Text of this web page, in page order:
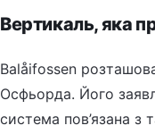
Вертикаль, яка
Balåifossen
Осфьорда. Його
система пов’язана з